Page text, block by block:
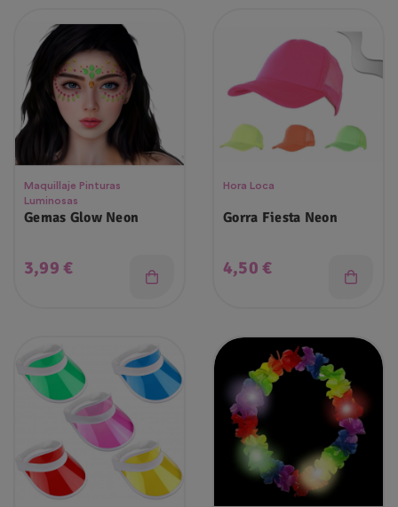
Maquillaje Pinturas
Luminosas
Gemas Glow Neon
Precio
3,99 €
Hora Loca
Gorra Fiesta Neon
Precio
4,50 €